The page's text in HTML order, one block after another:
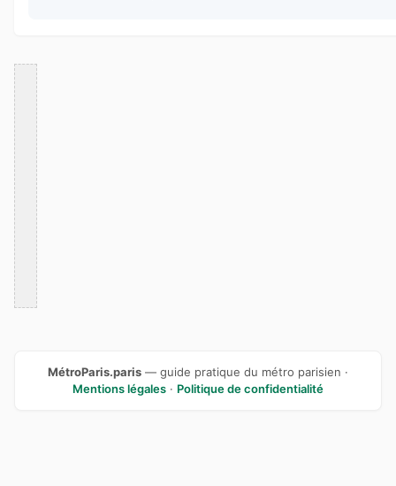
MétroParis.paris — guide pratique du métro parisien ·
Mentions légales · Politique de confidentialité